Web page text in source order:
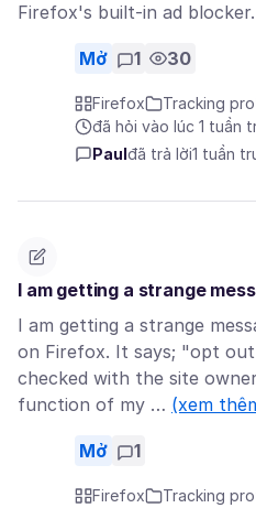
Firefox's built-in ad
Mở 1 30
Firefox
Tracking
đã hỏi vào lúc 1 tuần
Paul đã trả lời1 tuần
I am getting a strange
I am getting a strange
on Firefox. It says; "opt
checked with the site
function of my … (xem
Mở 1
Firefox
Tracking